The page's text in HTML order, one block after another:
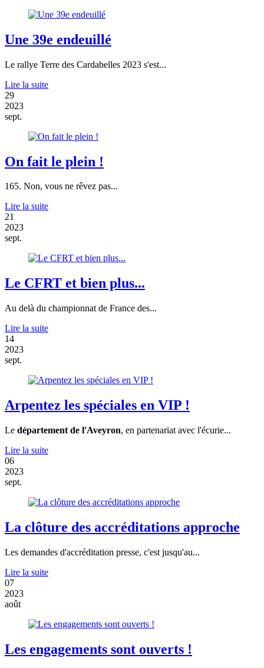
Une 39e endeuillé
Le rallye Terre des Cardabelles 2023 s'est...
Lire la suite
29
2023
sept.
On fait le plein !
165. Non, vous ne rêvez pas...
Lire la suite
21
2023
sept.
Le CFRT et bien plus...
Au delà du championnat de France des...
Lire la suite
14
2023
sept.
Arpentez les spéciales en VIP !
Le département de l'Aveyron, en partenariat avec l'écurie...
Lire la suite
06
2023
sept.
La clôture des accréditations approche
Les demandes d'accréditation presse, c'est jusqu'au...
Lire la suite
07
2023
août
Les engagements sont ouverts !